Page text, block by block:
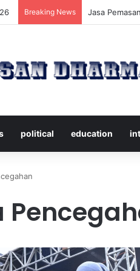
Breaking News Panduan
political education